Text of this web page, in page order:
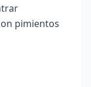
pimientos